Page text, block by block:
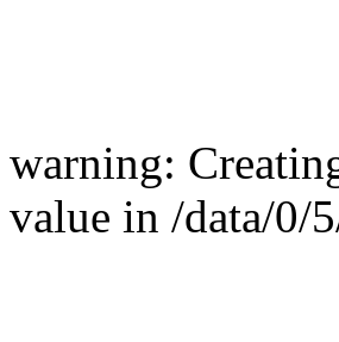
warning:
value in /data/0/